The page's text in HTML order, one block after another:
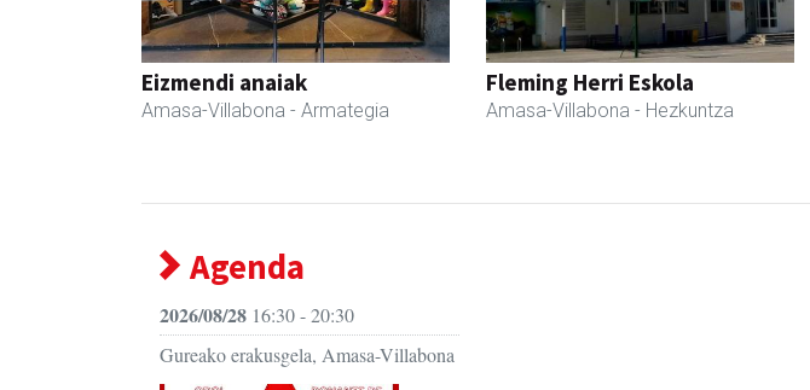
Eizmendi anaiak
Amasa-Villabona - Armategia
Fleming Herri Eskola
Amasa-Villabona - Hezkuntza
Agenda
2026/08/28 16:30 - 20:30
Gureako erakusgela, Amasa-Villabona